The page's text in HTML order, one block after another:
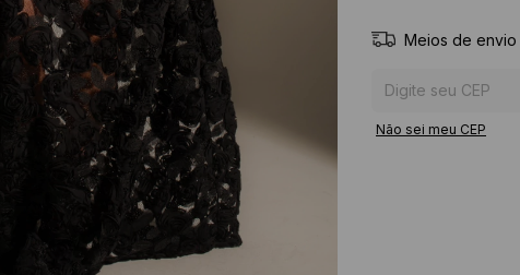
Meios de envio
Não sei meu CEP